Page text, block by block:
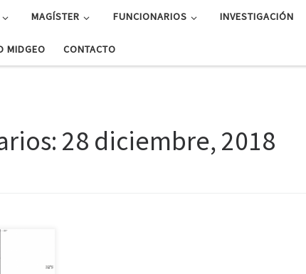
MAGÍSTER FUNCIONARIOS INVESTIGACIÓN
MIDGEO CONTACTO
28 diciembre, 2018
podría